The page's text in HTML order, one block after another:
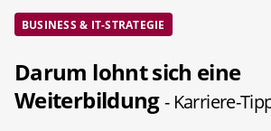
BUSINESS & IT-STRATEGIE
Darum lohnt sich eine
Weiterbildung- Karriere-